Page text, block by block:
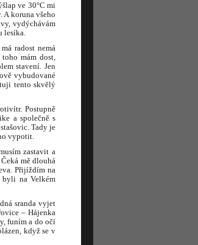
ve 30°C mi
A koruna všeho
vydýchávám
lesíka.
radost nemá
mám dost,
stavení. Jen
vybudované
tento skvělý
Postupně
a společně s
Tady je
vypotit.
zastavit a
mě dlouhá
Přijíždím na
byli na Velkém
sranda vyjet
– Hájenka
funím a do očí
když se v